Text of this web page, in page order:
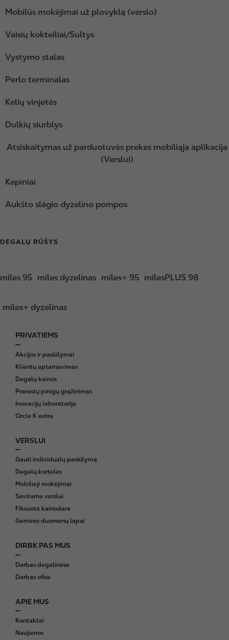
Mobilūs mokėjimai už plovyklą (verslo)
Vaisių kokteiliai/Sultys
Vystymo stalas
Perlo terminalas
Kelių vinjetės
Dulkių siurblys
Atsiskaitymas už parduotuvės prekes mobiliąja aplikacija
(Verslui)
Kepiniai
Aukšto slėgio dyzelino pompos
DEGALŲ RŪŠYS
miles 95 miles dyzelinas miles+ 95 milesPLUS 98
miles+ dyzelinas
F
o
o
t
e
r
PRIVATIEMS
Akcijos ir pasiūlymai
Klientų aptarnavimas
Degalų kainos
Prarastų pinigų grąžinimas
Inovacijų laboratorija
Circle K extra
VERSLUI
Gauti individualų pasiūlymą
Degalų kortelės
Mobilieji mokėjimai
Savitarna verslui
Fiksuota kainodara
Gaminio duomenų lapai
DIRBK PAS MUS
Darbas degalinėse
Darbas ofise
APIE MUS
Kontaktai
Naujienos